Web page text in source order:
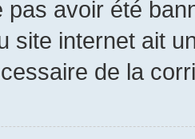
pas avoir été
site internet ait
de la